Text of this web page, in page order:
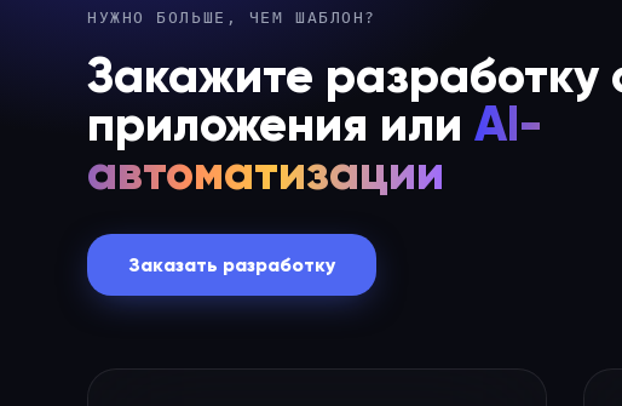
НУЖНО БОЛЬШЕ, ЧЕМ ШАБЛОН?
Закажите разработку
приложения или AI-
автоматизации
Заказать разработку